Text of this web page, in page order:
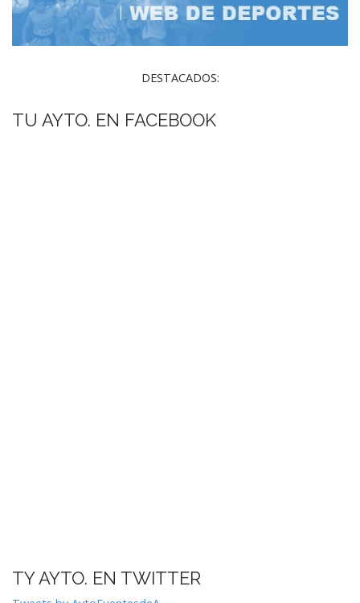
DESTACADOS:
TU AYTO. EN FACEBOOK
TY AYTO. EN TWITTER